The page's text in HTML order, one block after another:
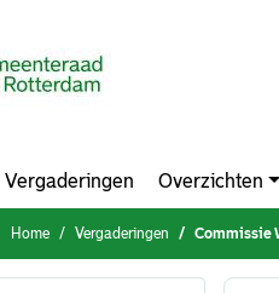
Vergaderingen Overzichten
Home Vergaderingen Commissie Werk